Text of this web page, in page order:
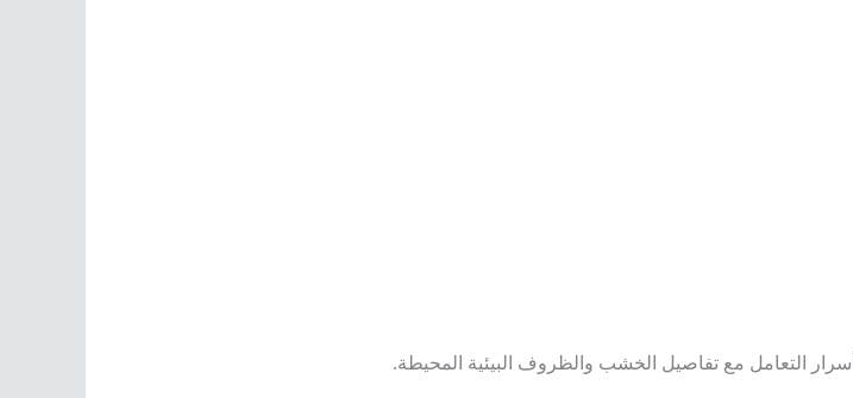
التعامل مع تفاصيل الخشب والظروف البيئية المحيطة.